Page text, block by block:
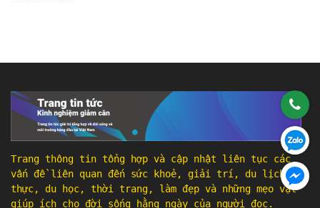
Trang thông tin tổng hợp và cập nhật liên tục các
vấn đề liên quan đến sức khoẻ, giải trí, du lịch, ẩm
thực, du học, thời trang, làm đẹp và những mẹo vặt
giúp ích cho đời sống hằng ngày của người đọc.